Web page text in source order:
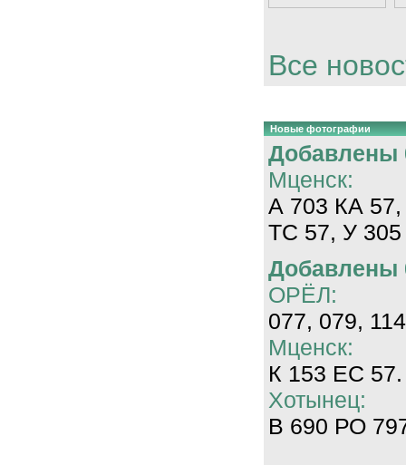
Все
Новые фотографии
Добавлены
Мценск:
А 703 КА
ТС 57, У
Добавлены
ОРЁЛ:
077, 079,
Мценск:
К 153 ЕС 57.
Хотынец:
В 690 РО